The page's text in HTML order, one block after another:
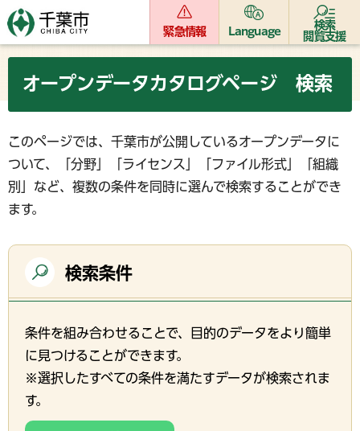
緊急情報 Language
検索
閲覧支援
オープンデータカタログページ 検索
このページでは、千葉市が公開しているオープンデータに
ついて、「分野」「ライセンス」「ファイル形式」「組織
別」など、複数の条件を同時に選んで検索することができ
ます。
検索条件
条件を組み合わせることで、目的のデータをより簡単
に見つけることができます。
※選択したすべての条件を満たすデータが検索されま
す。